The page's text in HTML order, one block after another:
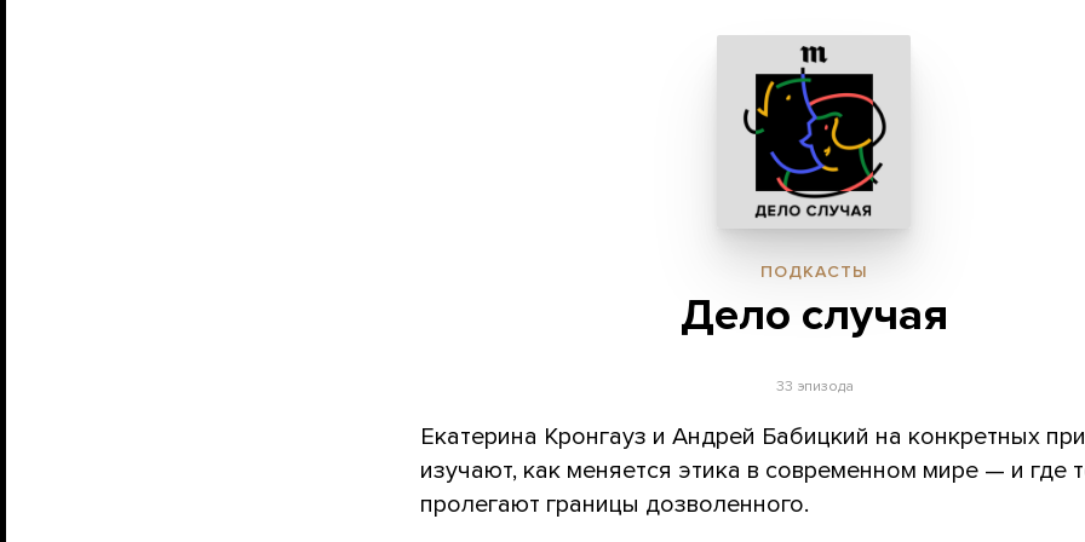
ПОДКАСТЫ
Дело случая
33 эпизода
Екатерина Кронгауз и Андрей Бабицкий на конкретных
изучают, как меняется этика в современном мире — и где
пролегают границы дозволенного.